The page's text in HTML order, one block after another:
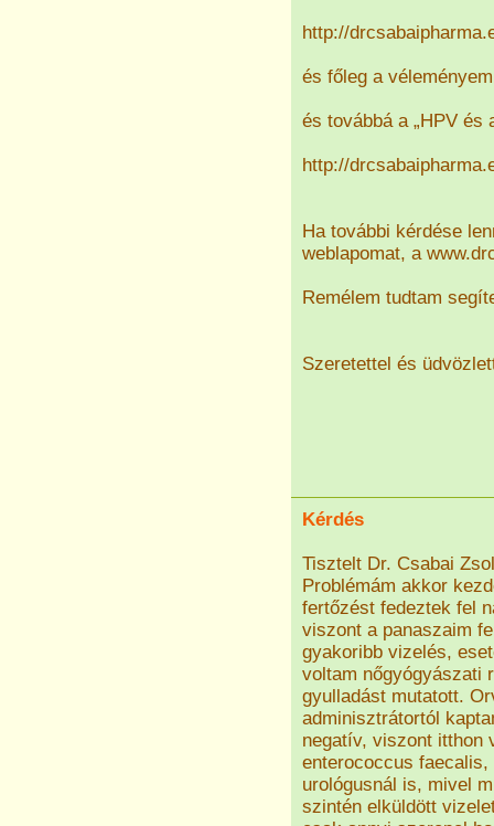
http://
és főleg a
és továbbá a „HPV és
http://
Ha további kérdése
weblapomat, a
Remélem tudtam
Szeretettel és
Kérdés
Tisztelt Dr. Csabai
Problémám akkor
fertőzést fedeztek fel
viszont a panaszaim
gyakoribb vizelés,
voltam nőgyógyászati
gyulladást mutatott.
adminisztrátortól
negatív, viszont itthon
enterococcus
urológusnál is, mivel
szintén elküldött